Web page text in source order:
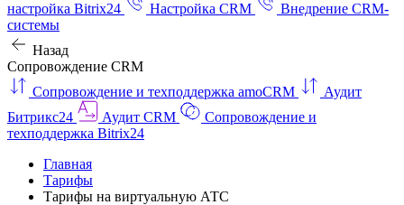
настройка Bitrix24
Настройка CRM
Внедрение CRM-
системы
Назад
Сопровождение CRM
Сопровождение и техподдержка amoCRM
Аудит
Битрикс24
Аудит CRM
Сопровождение и
техподдержка Bitrix24
Главная
Тарифы
Тарифы на виртуальную АТС